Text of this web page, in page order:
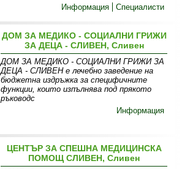
Информация
Специалисти
ДОМ ЗА МЕДИКО - СОЦИАЛНИ ГРИЖИ
ЗА ДЕЦА - СЛИВЕН, Сливен
ДОМ ЗА МЕДИКО - СОЦИАЛНИ ГРИЖИ ЗА
ДЕЦА - СЛИВЕН е лечебно заведение на
бюджетна издръжка за специфичните
функции, които изпълнява под прякото
ръководс
Информация
ЦЕНТЪР ЗА СПЕШНА МЕДИЦИНСКА
ПОМОЩ СЛИВЕН, Сливен